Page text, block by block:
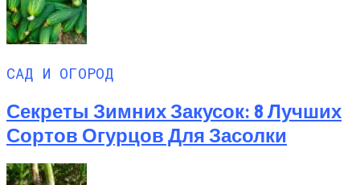
САД И ОГОРОД
Секреты Зимних Закусок: 8 Лучших
Сортов Огурцов Для Засолки